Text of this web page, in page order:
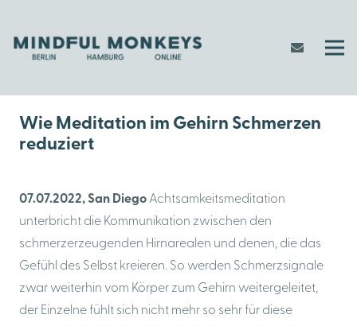
Wie Meditation im Gehirn Schmerzen
reduziert
07.07.2022, San Diego Achtsamkeitsmeditation
unterbricht die Kommunikation zwischen den
schmerzerzeugenden Hirnarealen und denen, die das
Gefühl des Selbst kreieren. So werden Schmerzsignale
zwar weiterhin vom Körper zum Gehirn weitergeleitet,
der Einzelne fühlt sich nicht mehr so sehr für diese